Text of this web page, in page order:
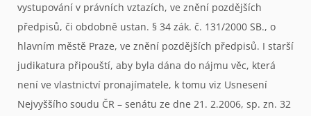
vystupování v právních vztazích, ve znění pozdějších
předpisů, či obdobně ustan. § 34 zák. č. 131/2000 SB., o
hlavním městě Praze, ve znění pozdějších předpisů. I starší
judikatura připouští, aby byla dána do nájmu věc, která
není ve vlastnictví pronajímatele, k tomu viz Usnesení
Nejvyššího soudu ČR – senátu ze dne 21. 2.2006, sp. zn. 32